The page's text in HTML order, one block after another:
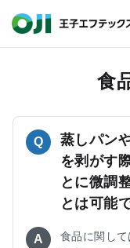
食
Q
蒸しパン
を剥がす
とに微調
とは可能
A
食品に関し